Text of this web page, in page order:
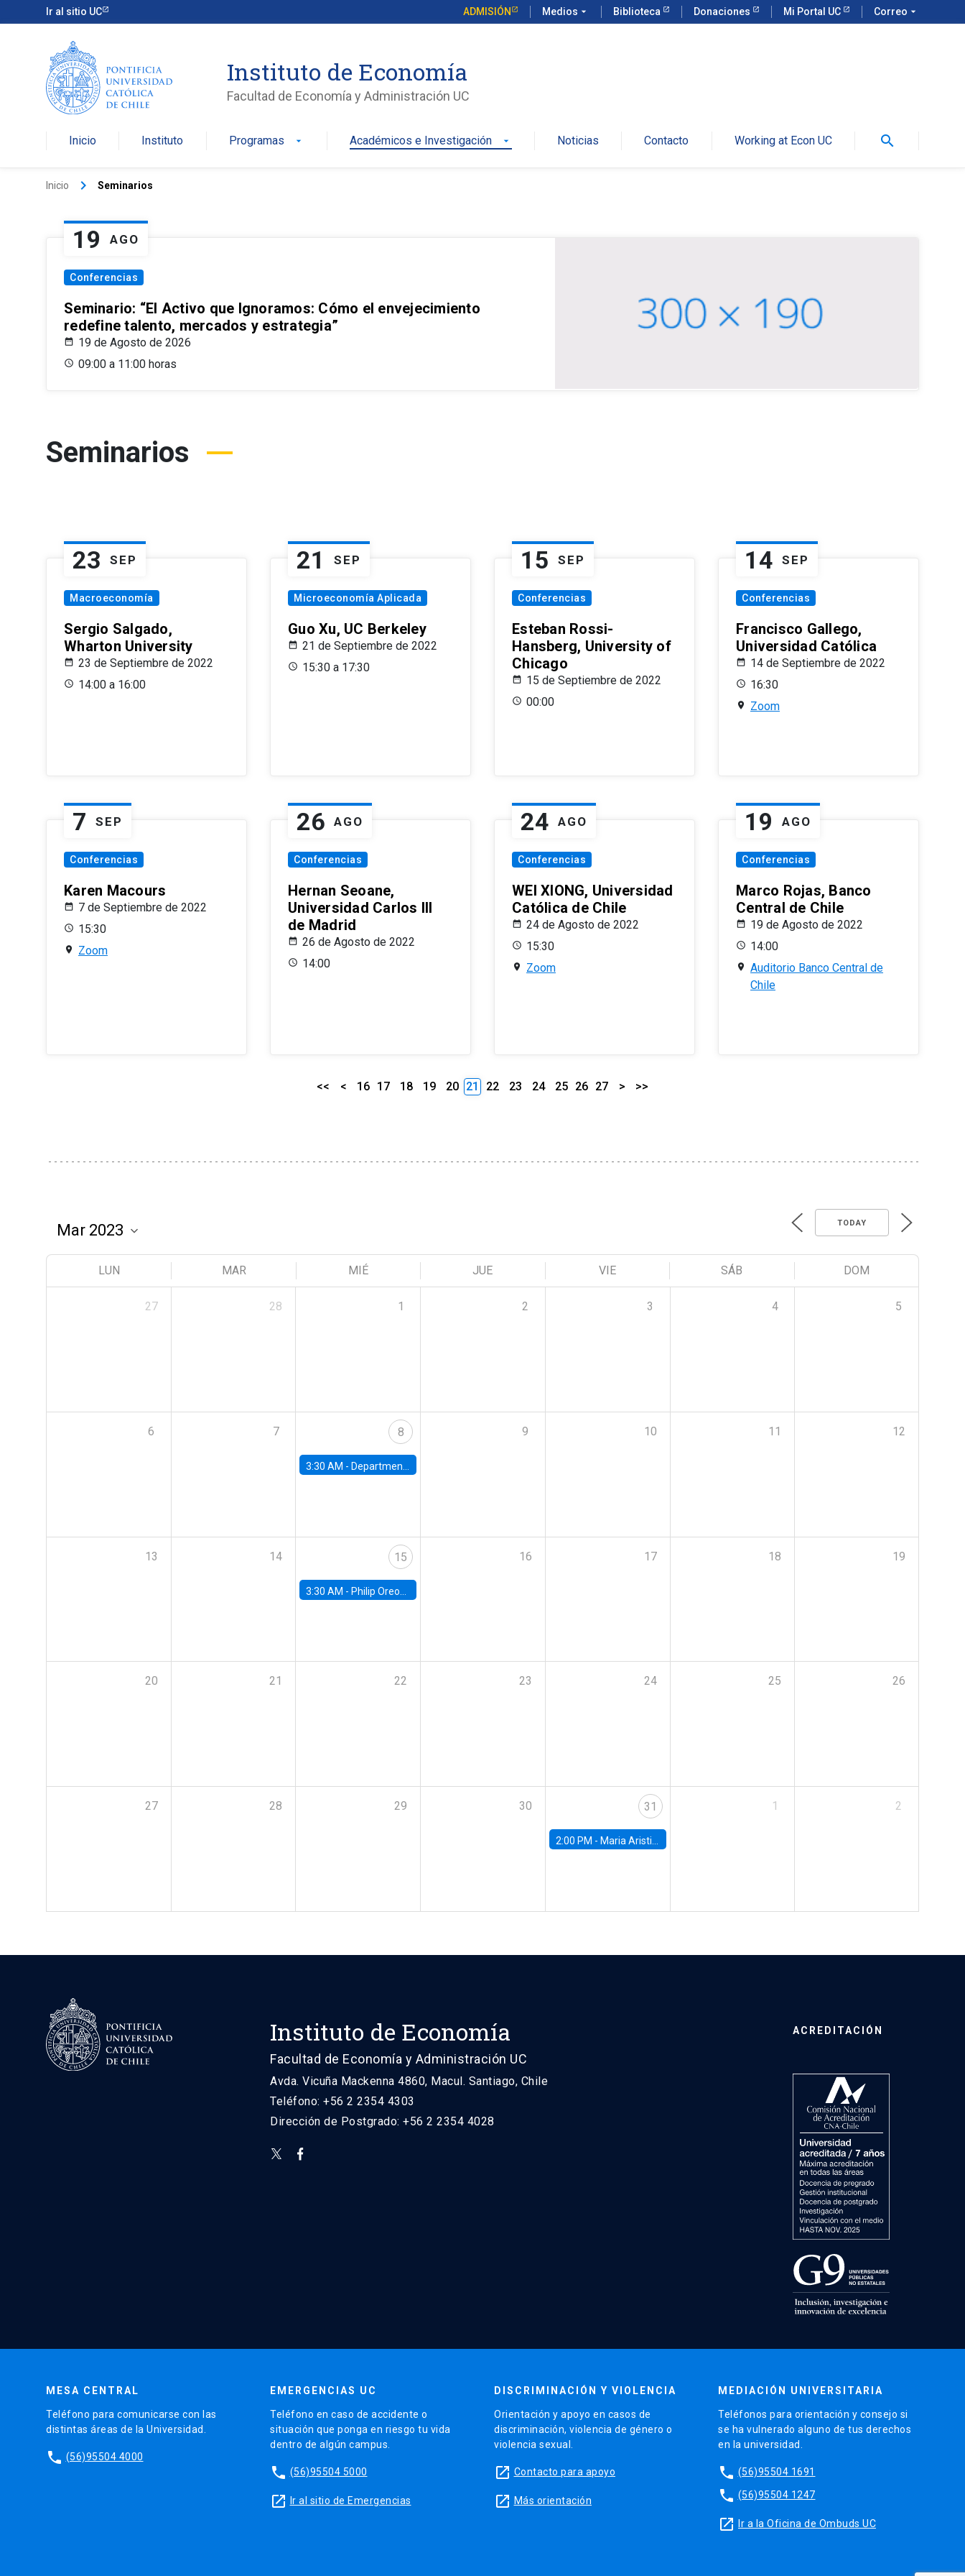
Ir al sitio UC ADMISIÓN Medios arrow_drop_down Biblioteca Donaciones Mi Portal UC Correo arrow_drop_down
Instituto de Economía
Facultad de Economía y Administración UC
Inicio Instituto Programas arrow_drop_down Académicos e Investigación arrow_drop_down Noticias Contacto Working at Econ UC search
Inicio keyboard_arrow_right Seminarios
19 AGO
Conferencias
Seminario: “El Activo que Ignoramos: Cómo el envejecimiento
redefine talento, mercados y estrategia”
19 de Agosto de 2026
09:00 a 11:00 horas
Seminarios
23 SEP
Macroeconomía
Sergio Salgado,
Wharton University
23 de Septiembre de 2022
14:00 a 16:00
21 SEP
Microeconomía Aplicada
Guo Xu, UC Berkeley
21 de Septiembre de 2022
15:30 a 17:30
15 SEP
Conferencias
Esteban Rossi-
Hansberg, University of
Chicago
15 de Septiembre de 2022
00:00
14 SEP
Conferencias
Francisco Gallego,
Universidad Católica
14 de Septiembre de 2022
16:30
Zoom
7 SEP
Conferencias
Karen Macours
7 de Septiembre de 2022
15:30
Zoom
26 AGO
Conferencias
Hernan Seoane,
Universidad Carlos III
de Madrid
26 de Agosto de 2022
14:00
24 AGO
Conferencias
WEI XIONG, Universidad
Católica de Chile
24 de Agosto de 2022
15:30
Zoom
19 AGO
Conferencias
Marco Rojas, Banco
Central de Chile
19 de Agosto de 2022
14:00
Auditorio Banco Central de
Chile
<< < 16 17 18 19 20 21 22 23 24 25 26 27 > >>
TODAY
LUN MAR MIÉ JUE VIE SÁB DOM
27 28 1 2 3 4 5
6 7 8
3:30 AM - Department Seminar: James Robinson
9 10 11 12
13 14 15
3:30 AM - Philip Oreopolous, University of Toronto
16 17 18 19
20 21 22 23 24 25 26
27 28 29 30 31
2:00 PM - Maria Aristizabal-Ramirez, FED Board
1 2
Instituto de Economía
Facultad de Economía y Administración UC
Avda. Vicuña Mackenna 4860, Macul. Santiago, Chile
Teléfono: +56 2 2354 4303
Dirección de Postgrado: +56 2 2354 4028
ACREDITACIÓN
MESA CENTRAL
Teléfono para comunicarse con las
distintas áreas de la Universidad.
phone (56)95504 4000
EMERGENCIAS UC
Teléfono en caso de accidente o
situación que ponga en riesgo tu vida
dentro de algún campus.
phone (56)95504 5000
launch Ir al sitio de Emergencias
DISCRIMINACIÓN Y VIOLENCIA
Orientación y apoyo en casos de
discriminación, violencia de género o
violencia sexual.
launch Contacto para apoyo
launch Más orientación
MEDIACIÓN UNIVERSITARIA
Teléfonos para orientación y consejo si
se ha vulnerado alguno de tus derechos
en la universidad.
phone (56)95504 1691
phone (56)95504 1247
launch Ir a la Oficina de Ombuds UC